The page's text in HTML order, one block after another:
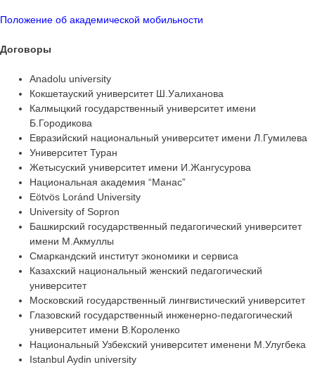
Положение об академической мобильности
Договоры
Anadolu university
Кокшетауский университет Ш.Уалиханова
Калмыцкий государственный университет имени
Б.Городикова
Евразийский национальный университет имени Л.Гумилева
Университет Туран
Жетысуский университет имени И.Жангусурова
Национальная академия “Манас”
Eötvös Loránd University
University of Sopron
Башкирский государственный педагогический университет
имени М.Акмуллы
Смаркандский институт экономики и сервиса
Казахский национальный женский педагогический
университет
Московский государственный лингвистический университет
Глазовский государственный инженерно-педагогический
университет имени В.Короленко
Национальный Узбекский университет именени М.Улугбека
Istanbul Aydin university